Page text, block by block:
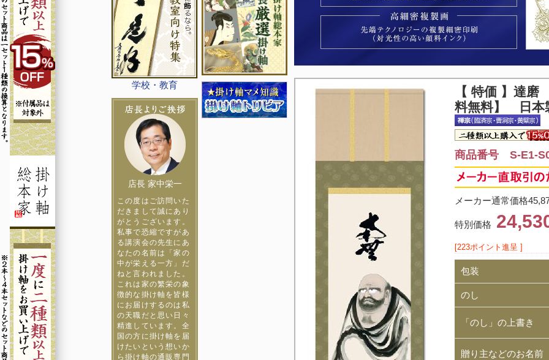
学校・教育
店長 家中栄一
この度はご訪問いた
だきまして誠にあり
がとうございます。
私事で恐縮ですがあ
る講演会の先生にあ
なたの名前は「家の
中が栄える一方」だ
ねと言われました。
これは家の繁栄の象
徴的な掛け軸を皆様
にお届けするのは私
の天職だと思い日々
精進しています。全
国の方に掛け軸を届
けたいという想いか
ら掛け軸の通販専門
【 特価 】 達磨
料無料】 日本
商品番号 S-E1-
メーカー通常価格
特別価格
[223ポイント進呈 ]
包装
のし
「のし」の上書き
贈り主などのお名前